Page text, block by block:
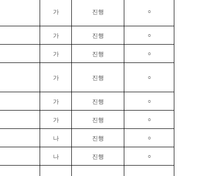
가 진행 ○
가 진행 ○
가 진행 ○
가 진행 ○
가 진행 ○
가 진행 ○
나 진행 ○
나 진행 ○